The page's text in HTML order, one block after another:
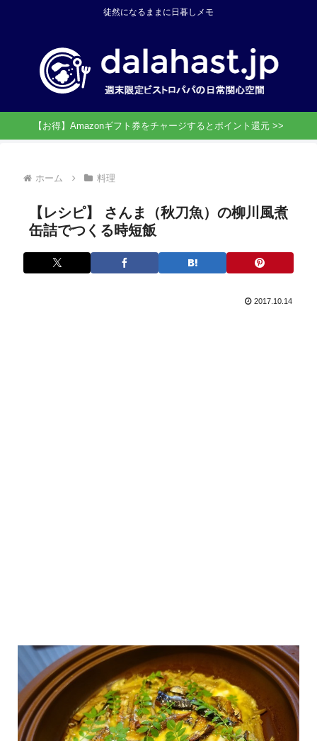
徒然になるままに日暮しメモ
【お得】Amazonギフト券をチャージするとポイント還元 >>
ホーム 料理
【レシピ】 さんま（秋刀魚）の柳川風煮
缶詰でつくる時短飯
2017.10.14